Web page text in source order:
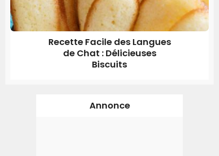
Recette Facile des Langues
de Chat : Délicieuses
Biscuits
Annonce